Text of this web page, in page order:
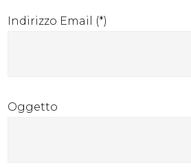
Indirizzo Email (*)
Oggetto